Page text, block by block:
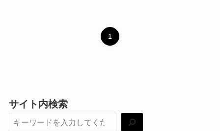
1
サイト内検索